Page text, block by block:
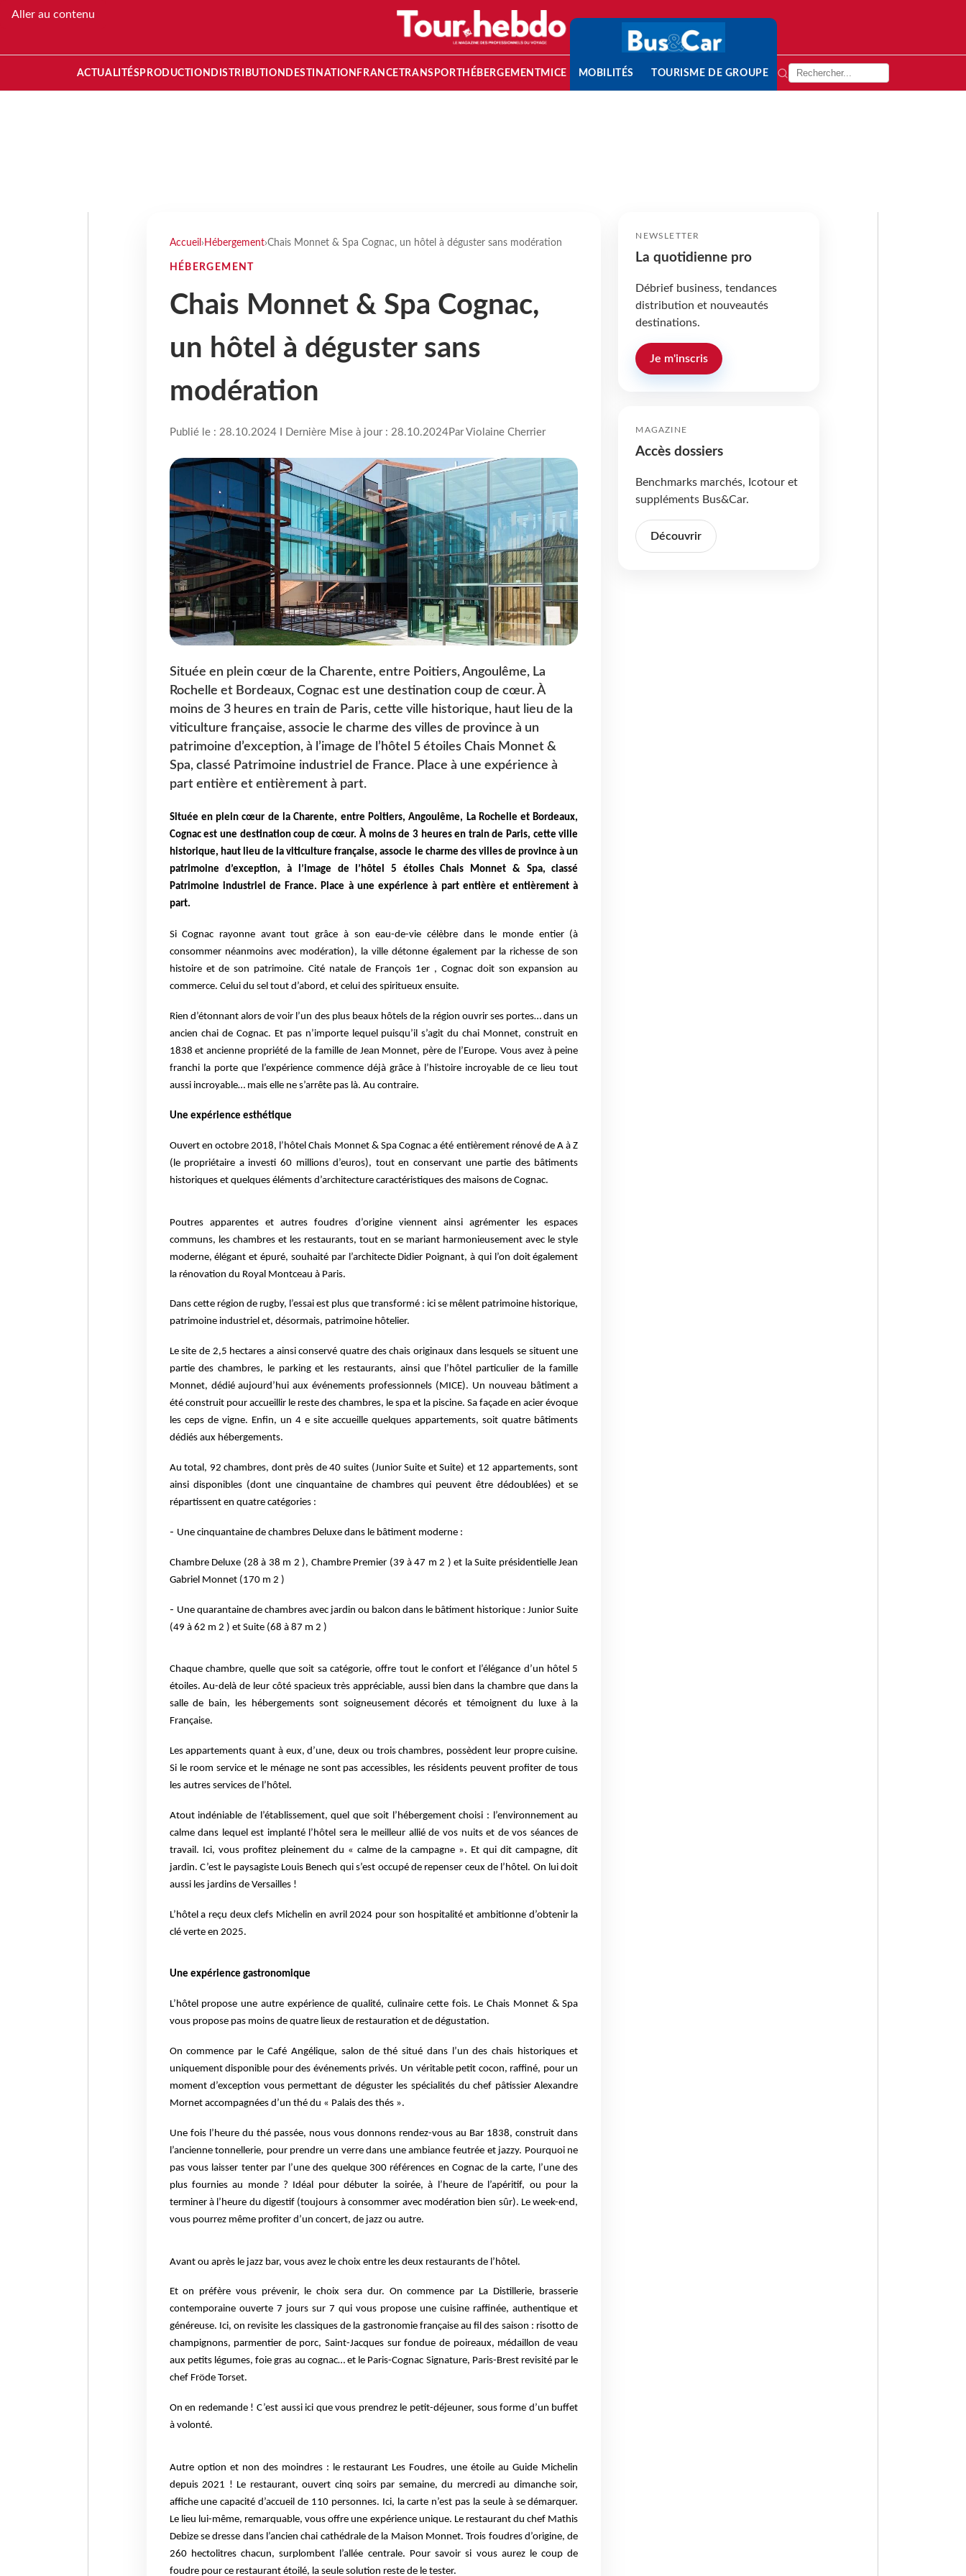
Aller au contenu
ACTUALITÉS PRODUCTION DISTRIBUTION DESTINATION FRANCETRANSPORT HÉBERGEMENTMICE MOBILITÉS TOURISME DE GROUPE
Accueil › Hébergement›Chais Monnet & Spa Cognac, un hôtel à déguster sans modération
HÉBERGEMENT
Chais Monnet & Spa Cognac,
un hôtel à déguster sans
modération
Publié le : 28.10.2024 I Dernière Mise à jour : 28.10.2024Par Violaine Cherrier
Située en plein cœur de la Charente, entre Poitiers, Angoulême, La
Rochelle et Bordeaux, Cognac est une destination coup de cœur. À
moins de 3 heures en train de Paris, cette ville historique, haut lieu de la
viticulture française, associe le charme des villes de province à un
patrimoine d’exception, à l’image de l’hôtel 5 étoiles Chais Monnet &
Spa, classé Patrimoine industriel de France. Place à une expérience à
part entière et entièrement à part.
Située en plein cœur de la Charente, entre Poitiers, Angoulême, La Rochelle et Bordeaux,
Cognac est une destination coup de cœur. À moins de 3 heures en train de Paris, cette ville
historique, haut lieu de la viticulture française, associe le charme des villes de province à un
patrimoine d’exception, à l’image de
l’hôtel 5 étoiles Chais Monnet & Spa, classé
Patrimoine industriel de France. Place à une expérience à part entière et entièrement à
part.
Si Cognac rayonne avant tout grâce à son eau-de-vie célèbre dans le monde entier (à
consommer néanmoins avec modération), la ville détonne également par la richesse de son
histoire et de son patrimoine. Cité natale de François 1er , Cognac doit son expansion au
commerce. Celui du sel tout d’abord, et celui des spiritueux ensuite.
Rien d’étonnant alors de voir l’un des plus beaux hôtels de la région ouvrir ses portes… dans un
ancien chai de Cognac. Et pas n’importe lequel puisqu’il s’agit duchai Monnet, construit en
1838 et ancienne propriété de la famille de Jean Monnet, père de l’Europe. Vous avez à peine
franchi la porte que l’expérience commence déjà grâce à l’histoire incroyable de ce lieu tout
aussi incroyable… mais elle ne s’arrête pas là. Au contraire.
Une expérience esthétique
Ouvert en octobre 2018, l’hôtel Chais Monnet & Spa Cognac a été entièrement rénové de A à Z
(le propriétaire a investi 60 millions d’euros), tout en conservant une partie des bâtiments
historiques et quelques éléments d’architecture caractéristiques des maisons de Cognac.
Poutres apparentes et autres foudres d’origine viennent ainsi agrémenter lesespaces
communs, les chambres et les restaurants, tout en se mariant harmonieusement avec le style
moderne, élégant et épuré, souhaité par l’architecte Didier Poignant, à qui l’on doit également
la rénovation du Royal Montceau à Paris.
Dans cette région de rugby, l’essai est plus que transformé : ici se mêlent patrimoine historique,
patrimoine industriel et, désormais, patrimoine hôtelier.
Le site de 2,5 hectares a ainsi conservé quatre des chais originaux dans lesquels se situent une
partie des chambres, le parking et les restaurants, ainsi que l’hôtel particulier de la famille
Monnet, dédié aujourd’hui aux événements professionnels (MICE). Un nouveau bâtiment a
été construit pour accueillir le reste des chambres, lespa et la piscine. Sa façade en acier évoque
les ceps de vigne. Enfin, un 4 e siteaccueille quelques appartements, soit quatre bâtiments
dédiés aux hébergements.
Au total, 92 chambres, dont près de 40 suites (Junior Suite et Suite) et 12 appartements, sont
ainsi disponibles (dont une cinquantaine de chambres qui peuvent être dédoublées) et se
répartissent en quatre catégories :
- Une cinquantaine de chambres Deluxe dans le bâtiment moderne :
Chambre Deluxe (28 à 38 m 2 ), Chambre Premier (39 à 47 m 2 ) et la Suite présidentielle Jean
Gabriel Monnet (170 m 2 )
- Une quarantaine de chambres avec jardin ou balcon dans le bâtiment historique : Junior Suite
(49 à 62 m 2 ) et Suite (68 à 87 m 2 )
Chaque chambre, quelle que soit sa catégorie, offre tout le confort et l’élégance d’un hôtel 5
étoiles. Au-delà de leur côté spacieux très appréciable, aussi bien dans lachambre que dans la
salle de bain, les hébergements sont soigneusement décoréset témoignent du luxe à la
Française.
Les appartements quant à eux, d’une, deux ou trois chambres, possèdent leur proprecuisine.
Si le room service et le ménage ne sont pas accessibles, les résidents peuvent profiter de tous
les autres services de l’hôtel.
Atout indéniable de l’établissement, quel que soit l’hébergement choisi : l’environnement au
calme dans lequel est implanté l’hôtel sera le meilleur allié de vos nuits et de vos séances de
travail. Ici, vous profitez pleinement du « calme de lacampagne ». Et qui dit campagne, dit
jardin. C’est le paysagiste Louis Benech quis’est occupé de repenser ceux de l’hôtel. On lui doit
aussi les jardins de Versailles !
L’hôtel a reçu deux clefs Michelin en avril 2024 pour son hospitalité et ambitionne d’obtenir la
clé verte en 2025.
Une expérience gastronomique
L’hôtel propose une autre expérience de qualité, culinaire cette fois. Le Chais Monnet & Spa
vous propose pas moins de quatre lieux de restauration et de dégustation.
On commence par le Café Angélique, salon de thé situé dans l’un des chais historiques et
uniquement disponible pour des événements privés. Un véritable petit cocon, raffiné, pour un
moment d’exception vous permettant de déguster les spécialités du chef pâtissier Alexandre
Mornet accompagnées d’un thé du « Palais des thés ».
Une fois l’heure du thé passée, nous vous donnons rendez-vous au Bar 1838,construit dans
l’ancienne tonnellerie, pour prendre un verre dans une ambiance feutrée et jazzy. Pourquoi ne
pas vous laisser tenter par l’une des quelque 300 références en Cognac de la carte, l’une des
plus fournies au monde ? Idéal pourdébuter la soirée, à l’heure de l’apéritif, ou pour la
terminer à l’heure du digestif (toujours à consommer avec modération bien sûr). Le week-end,
vous pourrez même profiter d’un concert, de jazz ou autre.
Avant ou après le jazz bar, vous avez le choix entre les deux restaurants de l’hôtel.
Et on préfère vous prévenir, le choix sera dur. On commence par La Distillerie, brasserie
contemporaine ouverte 7 jours sur 7 qui vous propose une cuisine raffinée, authentique et
généreuse. Ici, on revisite les classiques de la gastronomie française au fil des saison : risotto de
champignons, parmentier de porc, Saint-Jacques sur fondue de poireaux, médaillon de veau
aux petits légumes, foie gras au cognac… et le Paris-Cognac Signature, Paris-Brest revisité par le
chef Fröde Torset.
On en redemande ! C’est aussi ici que vous prendrez le petit-déjeuner, sous forme d’un buffet
à volonté.
Autre option et non des moindres : le restaurant Les Foudres, une étoile au Guide Michelin
depuis 2021 ! Le restaurant, ouvert cinq soirs par semaine, du mercredi au dimanche soir,
affiche une capacité d’accueil de 110 personnes. Ici, la carte n’est pas la seule à se démarquer.
Le lieu lui-même, remarquable, vous offre une expérience unique. Le restaurant du chef Mathis
Debize se dresse dans l’ancien chai cathédrale de la Maison Monnet. Trois foudres d’origine, de
260 hectolitres chacun, surplombent
l’allée centrale. Pour savoir si vous aurez le coup de
foudre pour ce restaurant étoilé, la seule solution reste de le tester.
NEWSLETTER
La quotidienne pro
Débrief business, tendances
distribution et nouveautés
destinations.
Je m'inscris
MAGAZINE
Accès dossiers
Benchmarks marchés, Icotour et
suppléments Bus&Car.
Découvrir